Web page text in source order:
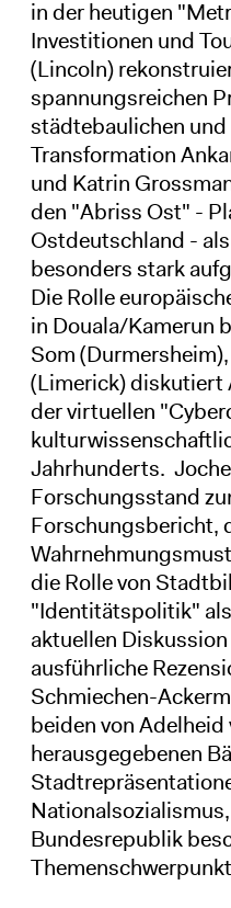
in der heutigen
Investitionen und
(Lincoln)
spannungsreichen
städtebaulichen
Transformation
und Katrin
den "Abriss Ost" -
Ostdeutschland -
besonders stark
Die Rolle
in Douala/Kamerun
Som
(Limerick) diskutiert
der virtuellen
Jahrhunderts.
Forschungsstand
Forschungsbericht,
die Rolle von
"Identitätspolitik"
aktuellen
ausführliche
Schmiechen-
beiden von Adelheid
herausgegebenen
Bundesrepublik